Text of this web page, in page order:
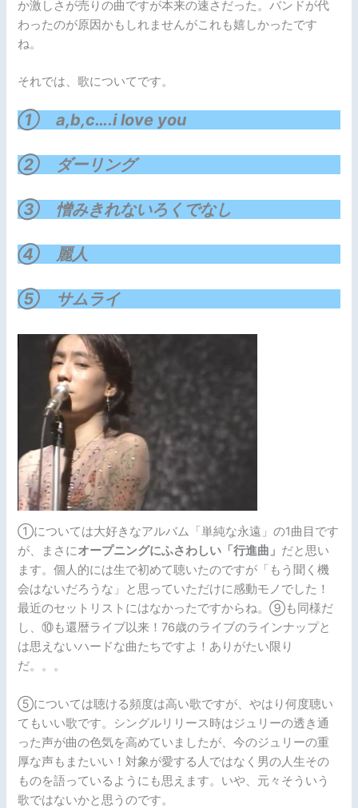
か激しさが売りの曲ですが本来の速さだった。バンドが代
わったのが原因かもしれませんがこれも嬉しかったです
ね。
それでは、歌についてです。
① a,b,c….i love you
② ダーリング
③ 憎みきれないろくでなし
④ 麗人
⑤ サムライ
①については大好きなアルバム「単純な永遠」の1曲目です
が、まさにオープニングにふさわしい「行進曲」 だと思い
ます。個人的には生で初めて聴いたのですが「もう聞く機
会はないだろうな」と思っていただけに感動モノでした！
最近のセットリストにはなかったですからね。⑨も同様だ
し、⑩も還暦ライブ以来！76歳のライブのラインナップと
は思えないハードな曲たちですよ！ありがたい限り
だ。。。
⑤については聴ける頻度は高い歌ですが、やはり何度聴い
てもいい歌です。シングルリリース時はジュリーの透き通
った声が曲の色気を高めていましたが、今のジュリーの重
厚な声もまたいい！対象が愛する人ではなく男の人生その
ものを語っているようにも思えます。いや、元々そういう
歌ではないかと思うのです。